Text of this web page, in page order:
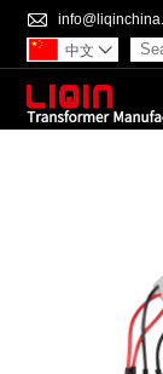

中文 